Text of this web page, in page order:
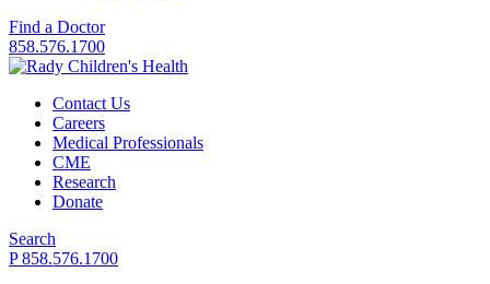
Find a Doctor
858.576.1700
Contact Us
Careers
Medical Professionals
CME
Research
Donate
Search
P 858.576.1700